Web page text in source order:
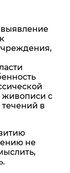
живописи с
в
не